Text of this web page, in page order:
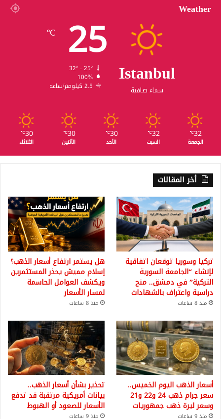
Weather
Istanbul
سماء صافية
25
℃
32º - 25º
100%
2.5 كيلومتر/ساعة
32
℃
الجمعة
32
℃
السبت
30
℃
الأحد
30
℃
الأثنين
30
℃
الثلاثاء
أخر المقالات
تركيا وسوريا توقعان اتفاقية
لإنشاء “الجامعة السورية
التركية” في دمشق.. منح
دراسية واعتراف بالشهادات
منذ 8 ساعات
هل يستمر ارتفاع أسعار الذهب؟
إسلام مميش يحذر المستثمرين
ويكشف العوامل الحاسمة
لمسار الأسعار
منذ 8 ساعات
أسعار الذهب اليوم الخميس..
سعر جرام ذهب 24 و22 و21
وسعر ليرة ذهب جمهوريات
منذ 9 ساعات
تحذير بشأن أسعار الذهب..
بيانات أمريكية مرتقبة قد تدفع
الأسعار للصعود أو الهبوط
منذ 9 ساعات